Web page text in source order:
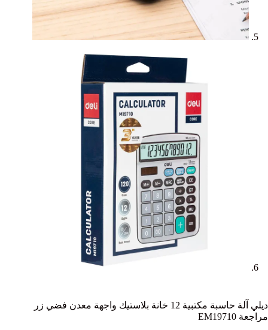
ديلي آلة حاسبة مكتبية 12 خانة بلاستيك واجهة معدن فضي زر
مراجعة EM19710